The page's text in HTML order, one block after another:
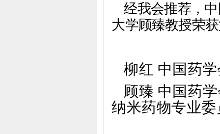
经我会推荐，
大学顾臻教授荣
柳红 中国药
顾臻 中国药
纳米药物专业